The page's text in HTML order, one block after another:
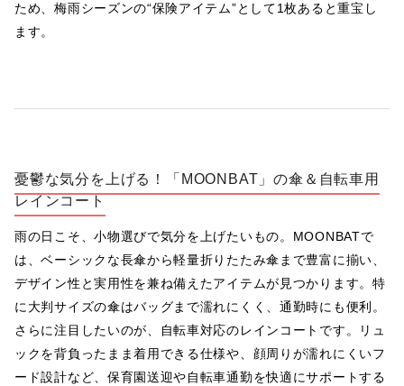
ため、梅雨シーズンの“保険アイテム”として1枚あると重宝し
ます。
憂鬱な気分を上げる！「MOONBAT」の傘＆自転車用
レインコート
雨の日こそ、小物選びで気分を上げたいもの。MOONBATで
は、ベーシックな長傘から軽量折りたたみ傘まで豊富に揃い、
デザイン性と実用性を兼ね備えたアイテムが見つかります。特
に大判サイズの傘はバッグまで濡れにくく、通勤時にも便利。
さらに注目したいのが、自転車対応のレインコートです。リュ
ックを背負ったまま着用できる仕様や、顔周りが濡れにくいフ
ード設計など、保育園送迎や自転車通勤を快適にサポートする